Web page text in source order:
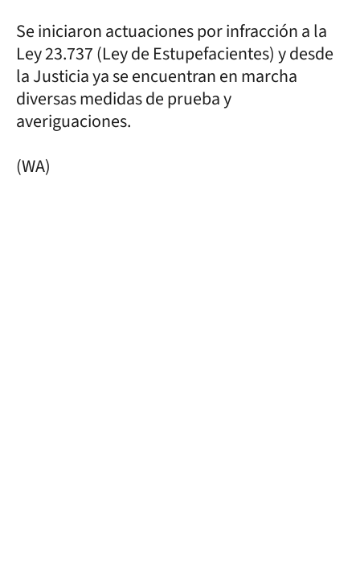
Se iniciaron actuaciones por infracción a la
Ley 23.737 (Ley de Estupefacientes) y desde
la Justicia ya se encuentran en marcha
diversas medidas de prueba y
averiguaciones.
(WA)